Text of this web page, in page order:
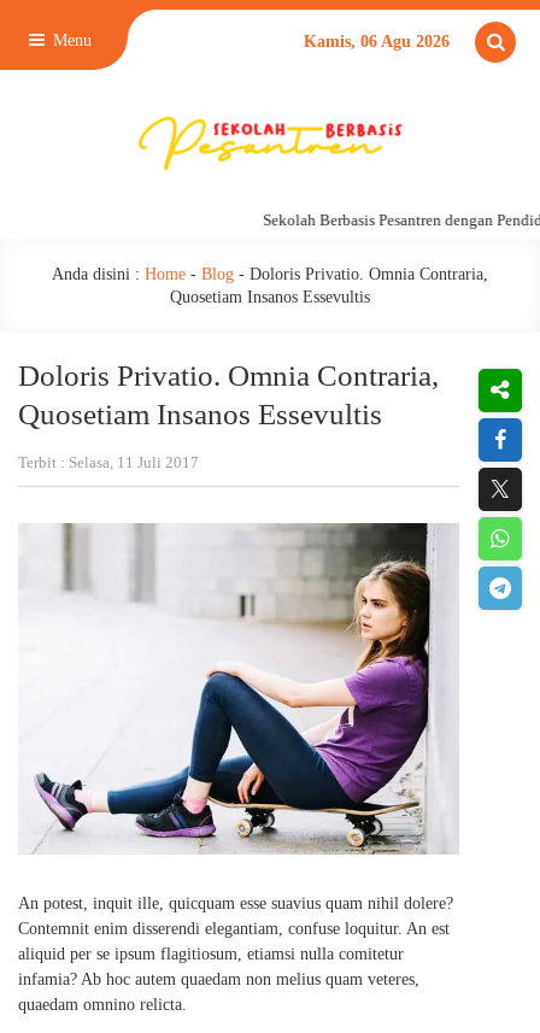
Menu Kamis, 06 Agu 2026
Sekolah Berbasis Pesantren dengan
Anda disini : Home - Blog - Doloris Privatio. Omnia Contraria,
Quosetiam Insanos Essevultis
Doloris Privatio. Omnia Contraria,
Quosetiam Insanos Essevultis
Terbit : Selasa, 11 Juli 2017
An potest, inquit ille, quicquam esse suavius quam nihil dolere?
Contemnit enim disserendi elegantiam, confuse loquitur. An est
aliquid per se ipsum flagitiosum, etiamsi nulla comitetur
infamia? Ab hoc autem quaedam non melius quam veteres,
quaedam omnino relicta.